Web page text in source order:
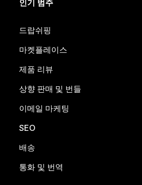
인기 범주
드랍쉬핑
마켓플레이스
제품 리뷰
상향 판매 및 번들
이메일 마케팅
SEO
배송
통화 및 번역